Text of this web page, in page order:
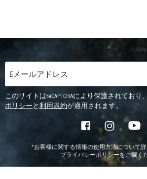
Eメールアドレス
このサイトはreCAPTCHAにより保護されており
ポリシーと利用規約が適用されます。
*お客様に関する情報の使用方法について詳
プライバシーポリシーをご欄く